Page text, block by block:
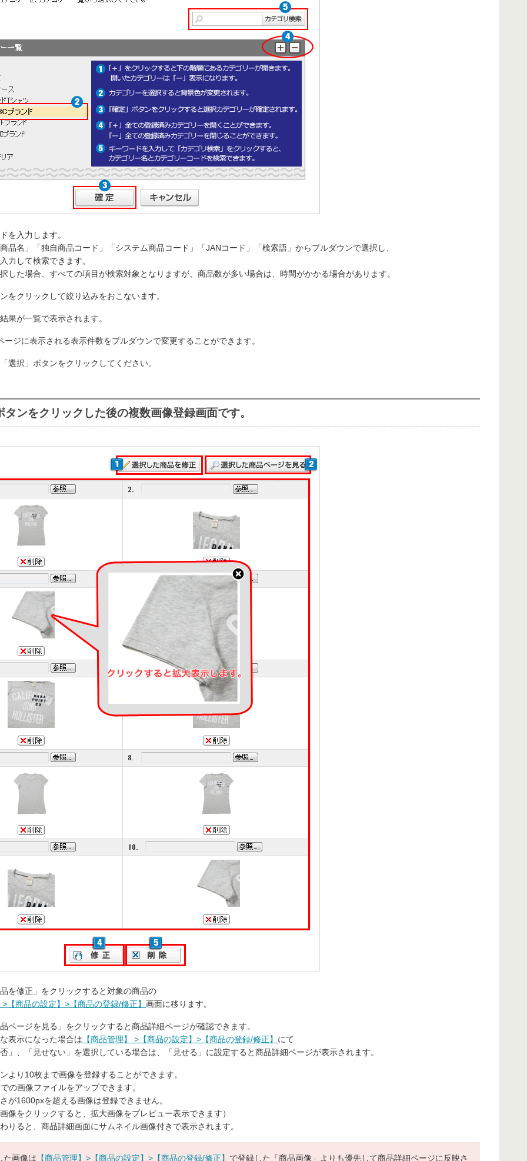
を入力します。
品名」「独自商品コード」「システム商品コード」「JANコード」「検索語」からプルダウンで選択し、
力して検索できます。
した場合、すべての項目が検索対象となりますが、商品数が多い場合は、時間がかかる場合があります。
をクリックして絞り込みをおこないます。
果が一覧で表示されます。
ージに表示される表示件数をプルダウンで変更することができます。
選択」ボタンをクリックしてください。
タンをクリックした後の複数画像登録画面です。
を修正」をクリックすると対象の商品の
【商品の設定】>【商品の登録/修正】 画面に移ります。
ページを見る」をクリックすると商品詳細ページが確認できます。
表示になった場合は 【商品管理】 >【商品の設定】>【商品の登録/修正】 にて
」、「見せない」を選択している場合は、「見せる」に設定すると商品詳細ページが表示されます。
より10枚まで画像を登録することができます。
の画像ファイルをアップできます。
が1600pxを超える画像は登録できません。
像をクリックすると、拡大画像をプレビュー表示できます）
りると、商品詳細画面にサムネイル画像付きで表示されます。
た画像は 【商品管理】>【商品の設定】>【商品の登録/修正】 で登録した「商品画像」よりも優先して商品詳細ページに反映さ